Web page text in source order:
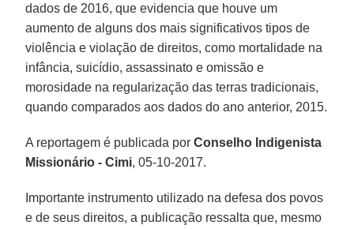
dados de 2016, que evidencia que houve um
aumento de alguns dos mais significativos tipos de
violência e violação de direitos, como mortalidade na
infância, suicídio, assassinato e omissão e
morosidade na regularização das terras tradicionais,
quando comparados aos dados do ano anterior, 2015.
A reportagem é publicada porConselho Indigenista
Missionário - Cimi, 05-10-2017.
Importante instrumento utilizado na defesa dos povos
e de seus direitos, a publicação ressalta que, mesmo